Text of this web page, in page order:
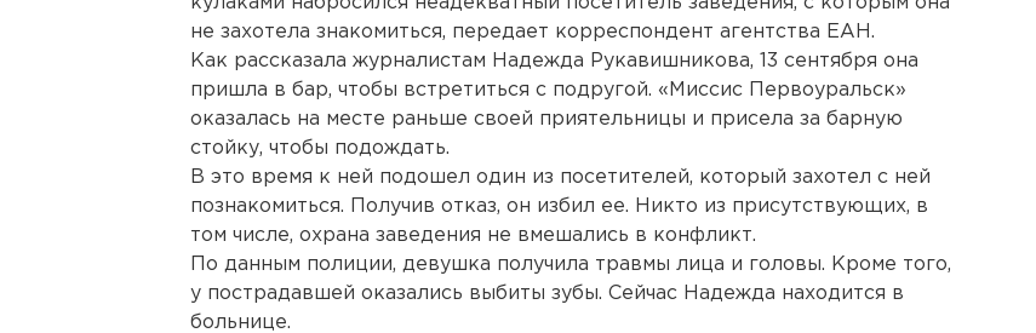
не захотела знакомиться, передает корреспондент агентства ЕАН.
Как рассказала журналистам Надежда Рукавишникова, 13 сентября она
пришла в бар, чтобы встретиться с подругой. «Миссис Первоуральск»
оказалась на месте раньше своей приятельницы и присела за барную
стойку, чтобы подождать.
В это время к ней подошел один из посетителей, который захотел с ней
познакомиться. Получив отказ, он избил ее. Никто из присутствующих, в
том числе, охрана заведения не вмешались в конфликт.
По данным полиции, девушка получила травмы лица и головы. Кроме того,
у пострадавшей оказались выбиты зубы. Сейчас Надежда находится в
больнице.